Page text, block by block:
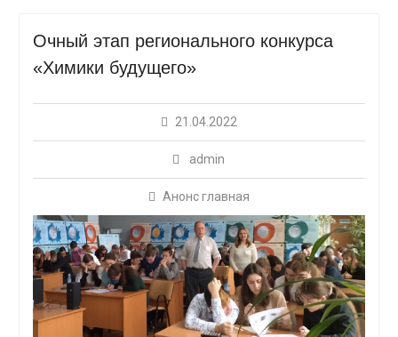
Очный этап регионального конкурса
«Химики будущего»
21.04.2022
admin
Анонс главная